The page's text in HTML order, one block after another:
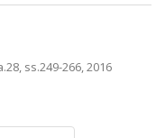
ss.249-266, 2016